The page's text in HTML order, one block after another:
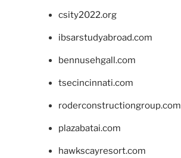
csity2022.org
ibsarstudyabroad.com
bennusehgall.com
tsecincinnati.com
roderconstructiongroup.com
plazabatai.com
hawkscayresort.com